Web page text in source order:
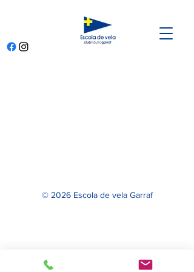
© 2026 Escola de vela Garraf